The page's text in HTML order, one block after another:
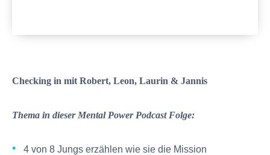
Checking in mit Robert, Leon, Laurin & Jannis
Thema in dieser Mental Power Podcast Folge:
4 von 8 Jungs erzählen wie sie die Mission